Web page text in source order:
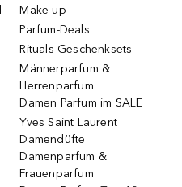
Make-up
Parfum-Deals
Rituals Geschenksets
Männerparfum &
Herrenparfum
Damen Parfum im SALE
Yves Saint Laurent
Damendüfte
Damenparfum &
Frauenparfum